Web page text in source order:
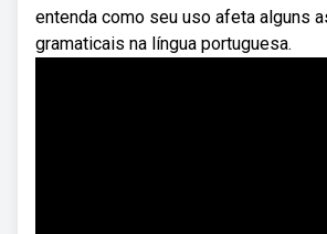
entenda como seu uso afeta alguns
gramaticais na língua portuguesa.